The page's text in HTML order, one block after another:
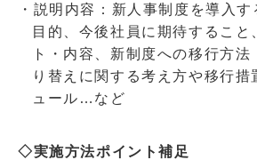
・説明内容：新人事制度を導入す
目的、今後社員に期待すること
ト・内容、新制度への移行方法
り替えに関する考え方や移行措
ュール…など
◇実施方法ポイント補足